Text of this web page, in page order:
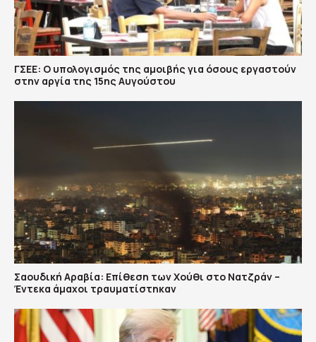
ΓΣΕΕ: Ο υπολογισμός της αμοιβής για όσους εργαστούν
στην αργία της 15ης Αυγούστου
Σαουδική Αραβία: Επίθεση των Χούθι στο Νατζράν –
Έντεκα άμαχοι τραυματίστηκαν